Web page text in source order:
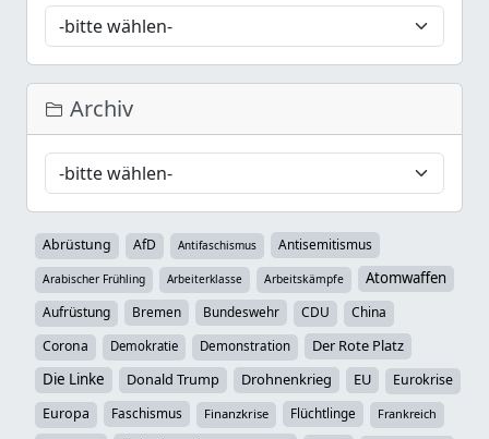
Archiv
Abrüstung AfD Antifaschismus Antisemitismus
Arabischer Frühling Arbeiterklasse Arbeitskämpfe Atomwaffen
Aufrüstung Bremen Bundeswehr CDU
China
Corona
Demokratie Demonstration
Der Rote Platz
Die Linke
Donald Trump Drohnenkrieg EU
Eurokrise
Europa
Faschismus Finanzkrise Flüchtlinge Frankreich